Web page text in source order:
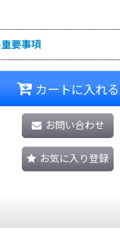
要事項
カートに入れる
お問い合わせ
お気に入り登録